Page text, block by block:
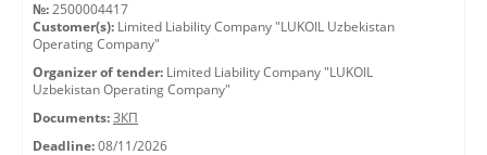
№: 2500004417
Customer(s): Limited Liability Company "LUKOIL Uzbekistan
Operating Company"
Organizer of tender: Limited Liability Company "LUKOIL
Uzbekistan Operating Company"
Documents: ЗКП
Deadline: 08/11/2026